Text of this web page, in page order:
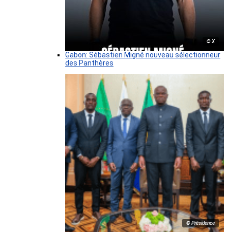
© X
Gabon: Sébastien Migné nouveau sélectionneur
des Panthères
© Présidence